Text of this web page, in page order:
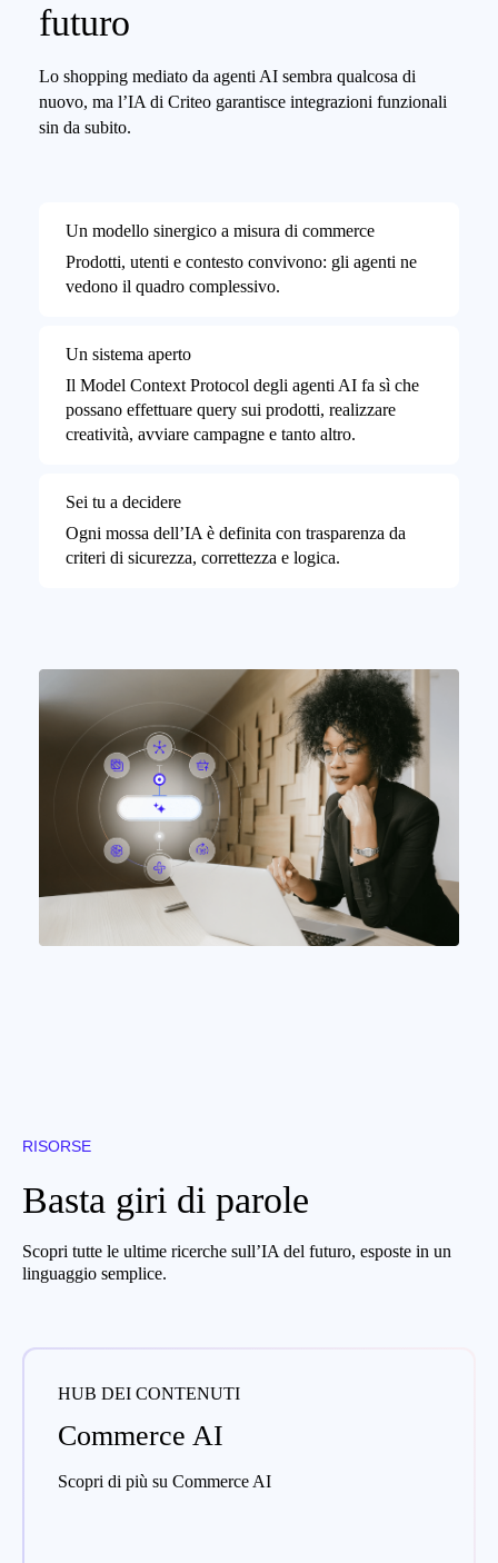
futuro
Lo shopping mediato da agenti AI sembra qualcosa di
nuovo, ma l’IA di Criteo garantisce integrazioni funzionali
sin da subito.
Un modello sinergico a misura di commerce
Prodotti, utenti e contesto convivono: gli agenti ne
vedono il quadro complessivo.
Un sistema aperto
Il Model Context Protocol degli agenti AI fa sì che
possano effettuare query sui prodotti, realizzare
creatività, avviare campagne e tanto altro.
Sei tu a decidere
Ogni mossa dell’IA è definita con trasparenza da
criteri di sicurezza, correttezza e logica.
RISORSE
Basta giri di parole
Scopri tutte le ultime ricerche sull’IA del futuro, esposte in un
linguaggio semplice.
HUB DEI CONTENUTI
Commerce AI
Scopri di più su Commerce AI